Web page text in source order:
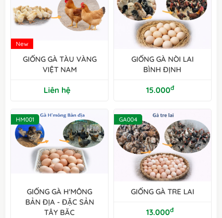
New
GIỐNG GÀ TÀU VÀNG
VIỆT NAM
Liên hệ
GIỐNG GÀ NÒI LAI
BÌNH ĐỊNH
15.000đ
HM001
GIỐNG GÀ H'MÔNG
BẢN ĐỊA - ĐẶC SẢN
TÂY BĂC
GA004
GIỐNG GÀ TRE LAI
13.000đ